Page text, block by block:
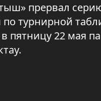
прервал
по турнирной
в пятницу 22 мая